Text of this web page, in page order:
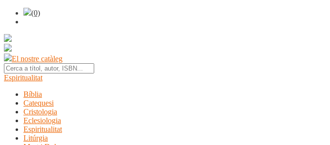
(0)
El nostre catàleg
Espiritualitat
Bíblia
Catequesi
Cristologia
Eclesiologia
Espiritualitat
Litúrgia